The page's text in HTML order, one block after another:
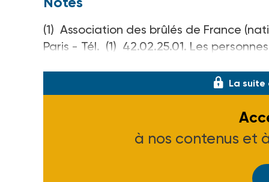
(1) Association des brûlés de France
Paris - Tél. (1) 42.02.25.01. Les
La suite
à nos contenus et